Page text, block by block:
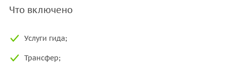
Что включено
Услуги гида;
Трансфер;